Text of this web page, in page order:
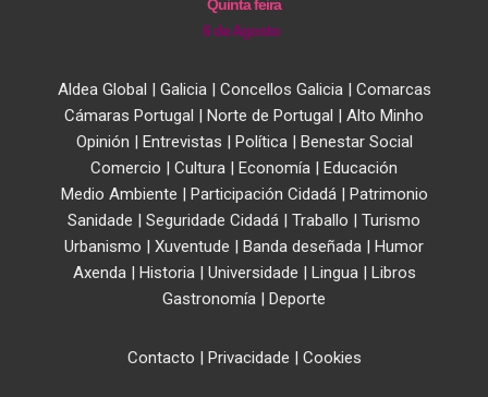
Quinta feira
6 de Agosto
Aldea Global | Galicia| Concellos Galicia| Comarcas
Cámaras Portugal | Norte de Portugal | Alto Minho
Opinión | Entrevistas | Política| Benestar Social
Comercio | Cultura | Economía | Educación
Medio Ambiente | Participación Cidadá| Patrimonio
Sanidade | Seguridade Cidadá | Traballo | Turismo
Urbanismo | Xuventude | Banda deseñada | Humor
Axenda| Historia| Universidade | Lingua| Libros
Gastronomía | Deporte
Contacto | Privacidade | Cookies